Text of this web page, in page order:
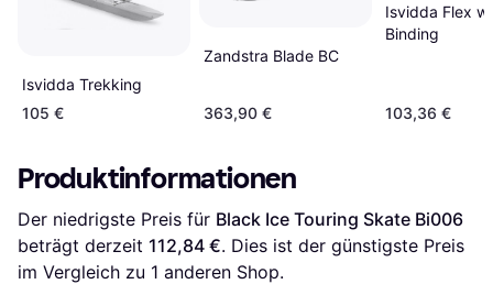
Isvidda Trekking
105 €
Zandstra Blade BC
363,90 €
Isvidda Flex
Binding
103,36 €
Produktinformationen
Der niedrigste Preis für Black Ice Touring Skate Bi006
beträgt derzeit 112,84 €. Dies ist der günstigste Preis
im Vergleich zu 1 anderen Shop.